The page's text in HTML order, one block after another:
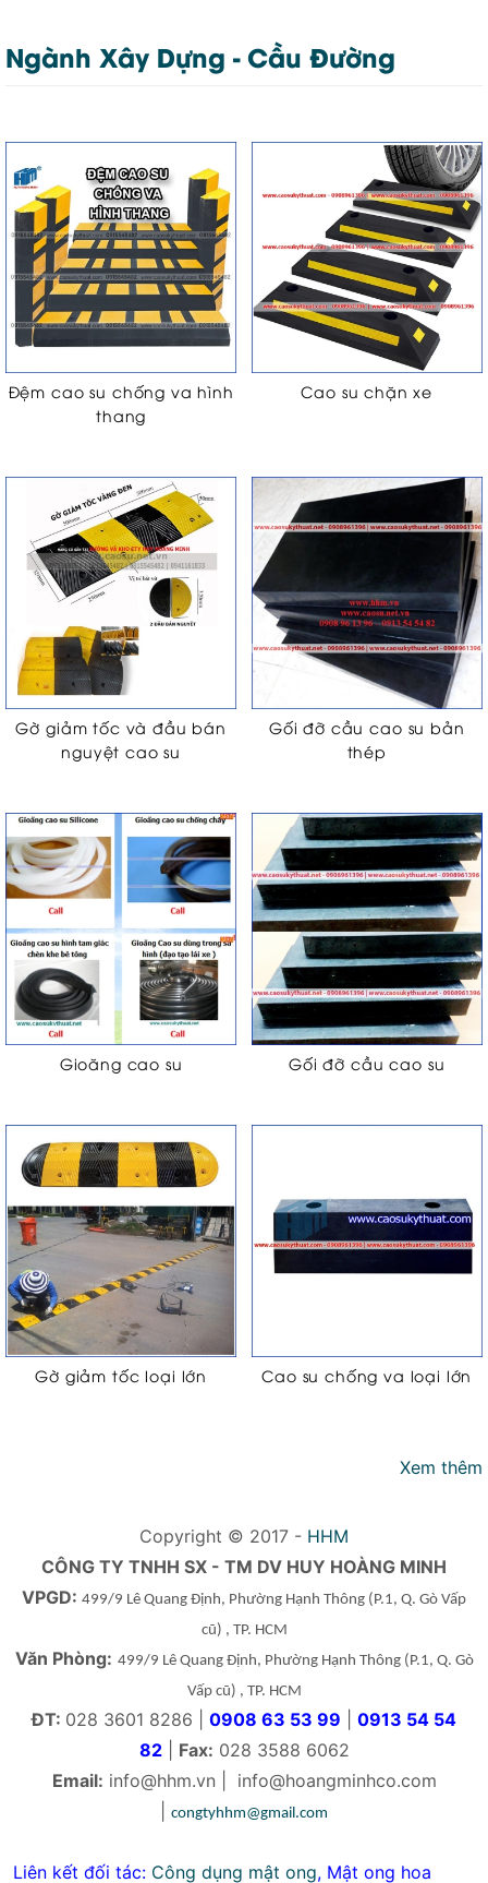
Ngành Xây Dựng - Cầu Đường
Đệm cao su chống va hình
thang
Cao su chặn xe
Gờ giảm tốc và đầu bán
nguyệt cao su
Gối đỡ cầu cao su bản
thép
Gioăng cao su Gối đỡ cầu cao su
Gờ giảm tốc loại lớn Cao su chống va loại lớn
Xem thêm
Copyright © 2017 - HHM
CÔNG TY TNHH SX - TM DV HUY HOÀNG MINH
VPGD: 499/9 Lê Quang Định, Phường Hạnh Thông (P.1, Q. Gò Vấp
cũ) , TP. HCM
Văn Phòng: 499/9 Lê Quang Định, Phường Hạnh Thông(P.1, Q. Gò
Vấp cũ) , TP. HCM
ĐT: 028 3601 8286 | 0908 63 53 99
0913 54 54
82| Fax: 028 3588 6062
Email: info@hhm.vn
info@hoangminhco.com
congtyhhm@gmail.com
Liên kết đối tác: Công dụng mật ong, Mật ong hoa